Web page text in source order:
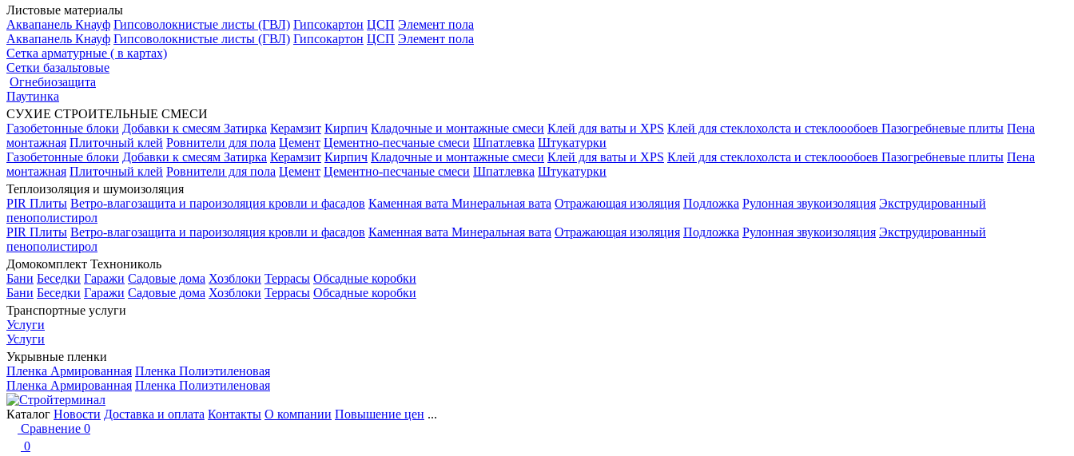
Листовые материалы
Аквапанель Кнауф Гипсоволокнистые листы (ГВЛ) Гипсокартон ЦСП Элемент пола
Аквапанель Кнауф Гипсоволокнистые листы (ГВЛ) Гипсокартон ЦСП Элемент пола
Сетка арматурные ( в картах)
Сетки базальтовые
Огнебиозащита
Паутинка
СУХИЕ СТРОИТЕЛЬНЫЕ СМЕСИ
Газобетонные блоки Добавки к смесям Затирка Керамзит Кирпич Кладочные и монтажные смеси Клей для ваты и XPS Клей для стеклохолста и стеклоообоев Пазогребневые плиты Пена
монтажная Плиточный клей Ровнители для пола Цемент Цементно-песчаные смеси Шпатлевка Штукатурки
Газобетонные блоки Добавки к смесям Затирка Керамзит Кирпич Кладочные и монтажные смеси Клей для ваты и XPS Клей для стеклохолста и стеклоообоев Пазогребневые плиты Пена
монтажная Плиточный клей Ровнители для пола Цемент Цементно-песчаные смеси Шпатлевка Штукатурки
Теплоизоляция и шумоизоляция
PIR Плиты Ветро-влагозащита и пароизоляция кровли и фасадов Каменная вата Минеральная вата Отражающая изоляция Подложка Рулонная звукоизоляция Экструдированный
пенополистирол
PIR Плиты Ветро-влагозащита и пароизоляция кровли и фасадов Каменная вата Минеральная вата Отражающая изоляция Подложка Рулонная звукоизоляция Экструдированный
пенополистирол
Домокомплект Технониколь
Бани Беседки Гаражи Садовые дома Хозблоки Террасы Обсадные коробки
Бани Беседки Гаражи Садовые дома Хозблоки Террасы Обсадные коробки
Транспортные услуги
Услуги
Услуги
Укрывные пленки
Пленка Армированная Пленка Полиэтиленовая
Пленка Армированная Пленка Полиэтиленовая
Каталог Новости Доставка и оплата Контакты О компании Повышение цен ...
Сравнение 0
0